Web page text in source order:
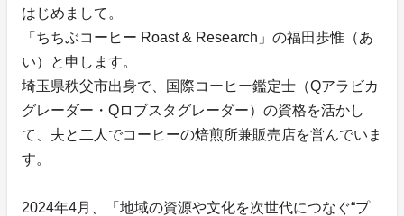
はじめまして。
「ちちぶコーヒー Roast & Research」の福田歩惟（あ
い）と申します。
埼玉県秩父市出身で、国際コーヒー鑑定士（Qアラビカ
グレーダー・Qロブスタグレーダー）の資格を活かし
て、夫と二人でコーヒーの焙煎所兼販売店を営んでいま
す。
2024年4月、「地域の資源や文化を次世代につなぐ“プ